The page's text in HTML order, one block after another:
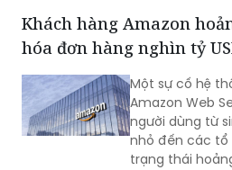
Khách hàng Amazon
hóa đơn hàng nghìn tỷ
Một sự cố hệ
Amazon Web
người dùng từ
nhỏ đến các tổ
trạng thái